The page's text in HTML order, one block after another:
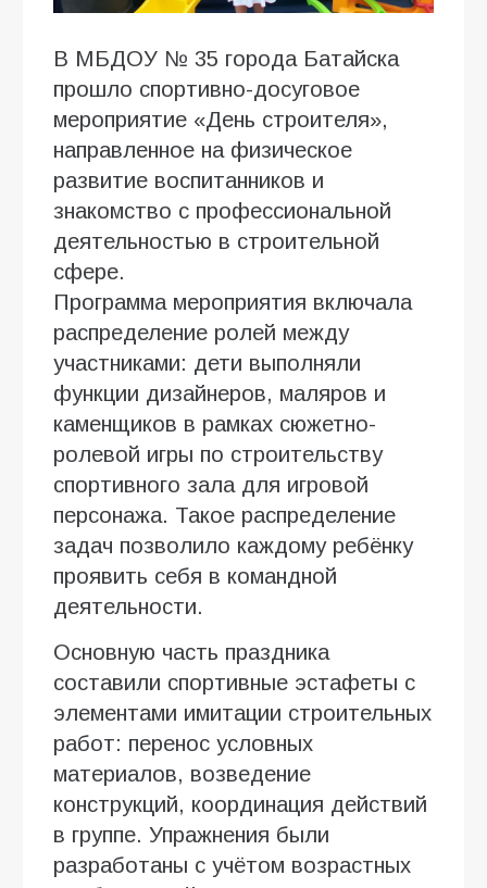
В МБДОУ № 35 города Батайска
прошло спортивно-досуговое
мероприятие «День строителя»,
направленное на физическое
развитие воспитанников и
знакомство с профессиональной
деятельностью в строительной
сфере.
Программа мероприятия включала
распределение ролей между
участниками: дети выполняли
функции дизайнеров, маляров и
каменщиков в рамках сюжетно-
ролевой игры по строительству
спортивного зала для игровой
персонажа. Такое распределение
задач позволило каждому ребёнку
проявить себя в командной
деятельности.
Основную часть праздника
составили спортивные эстафеты с
элементами имитации строительных
работ: перенос условных
материалов, возведение
конструкций, координация действий
в группе. Упражнения были
разработаны с учётом возрастных